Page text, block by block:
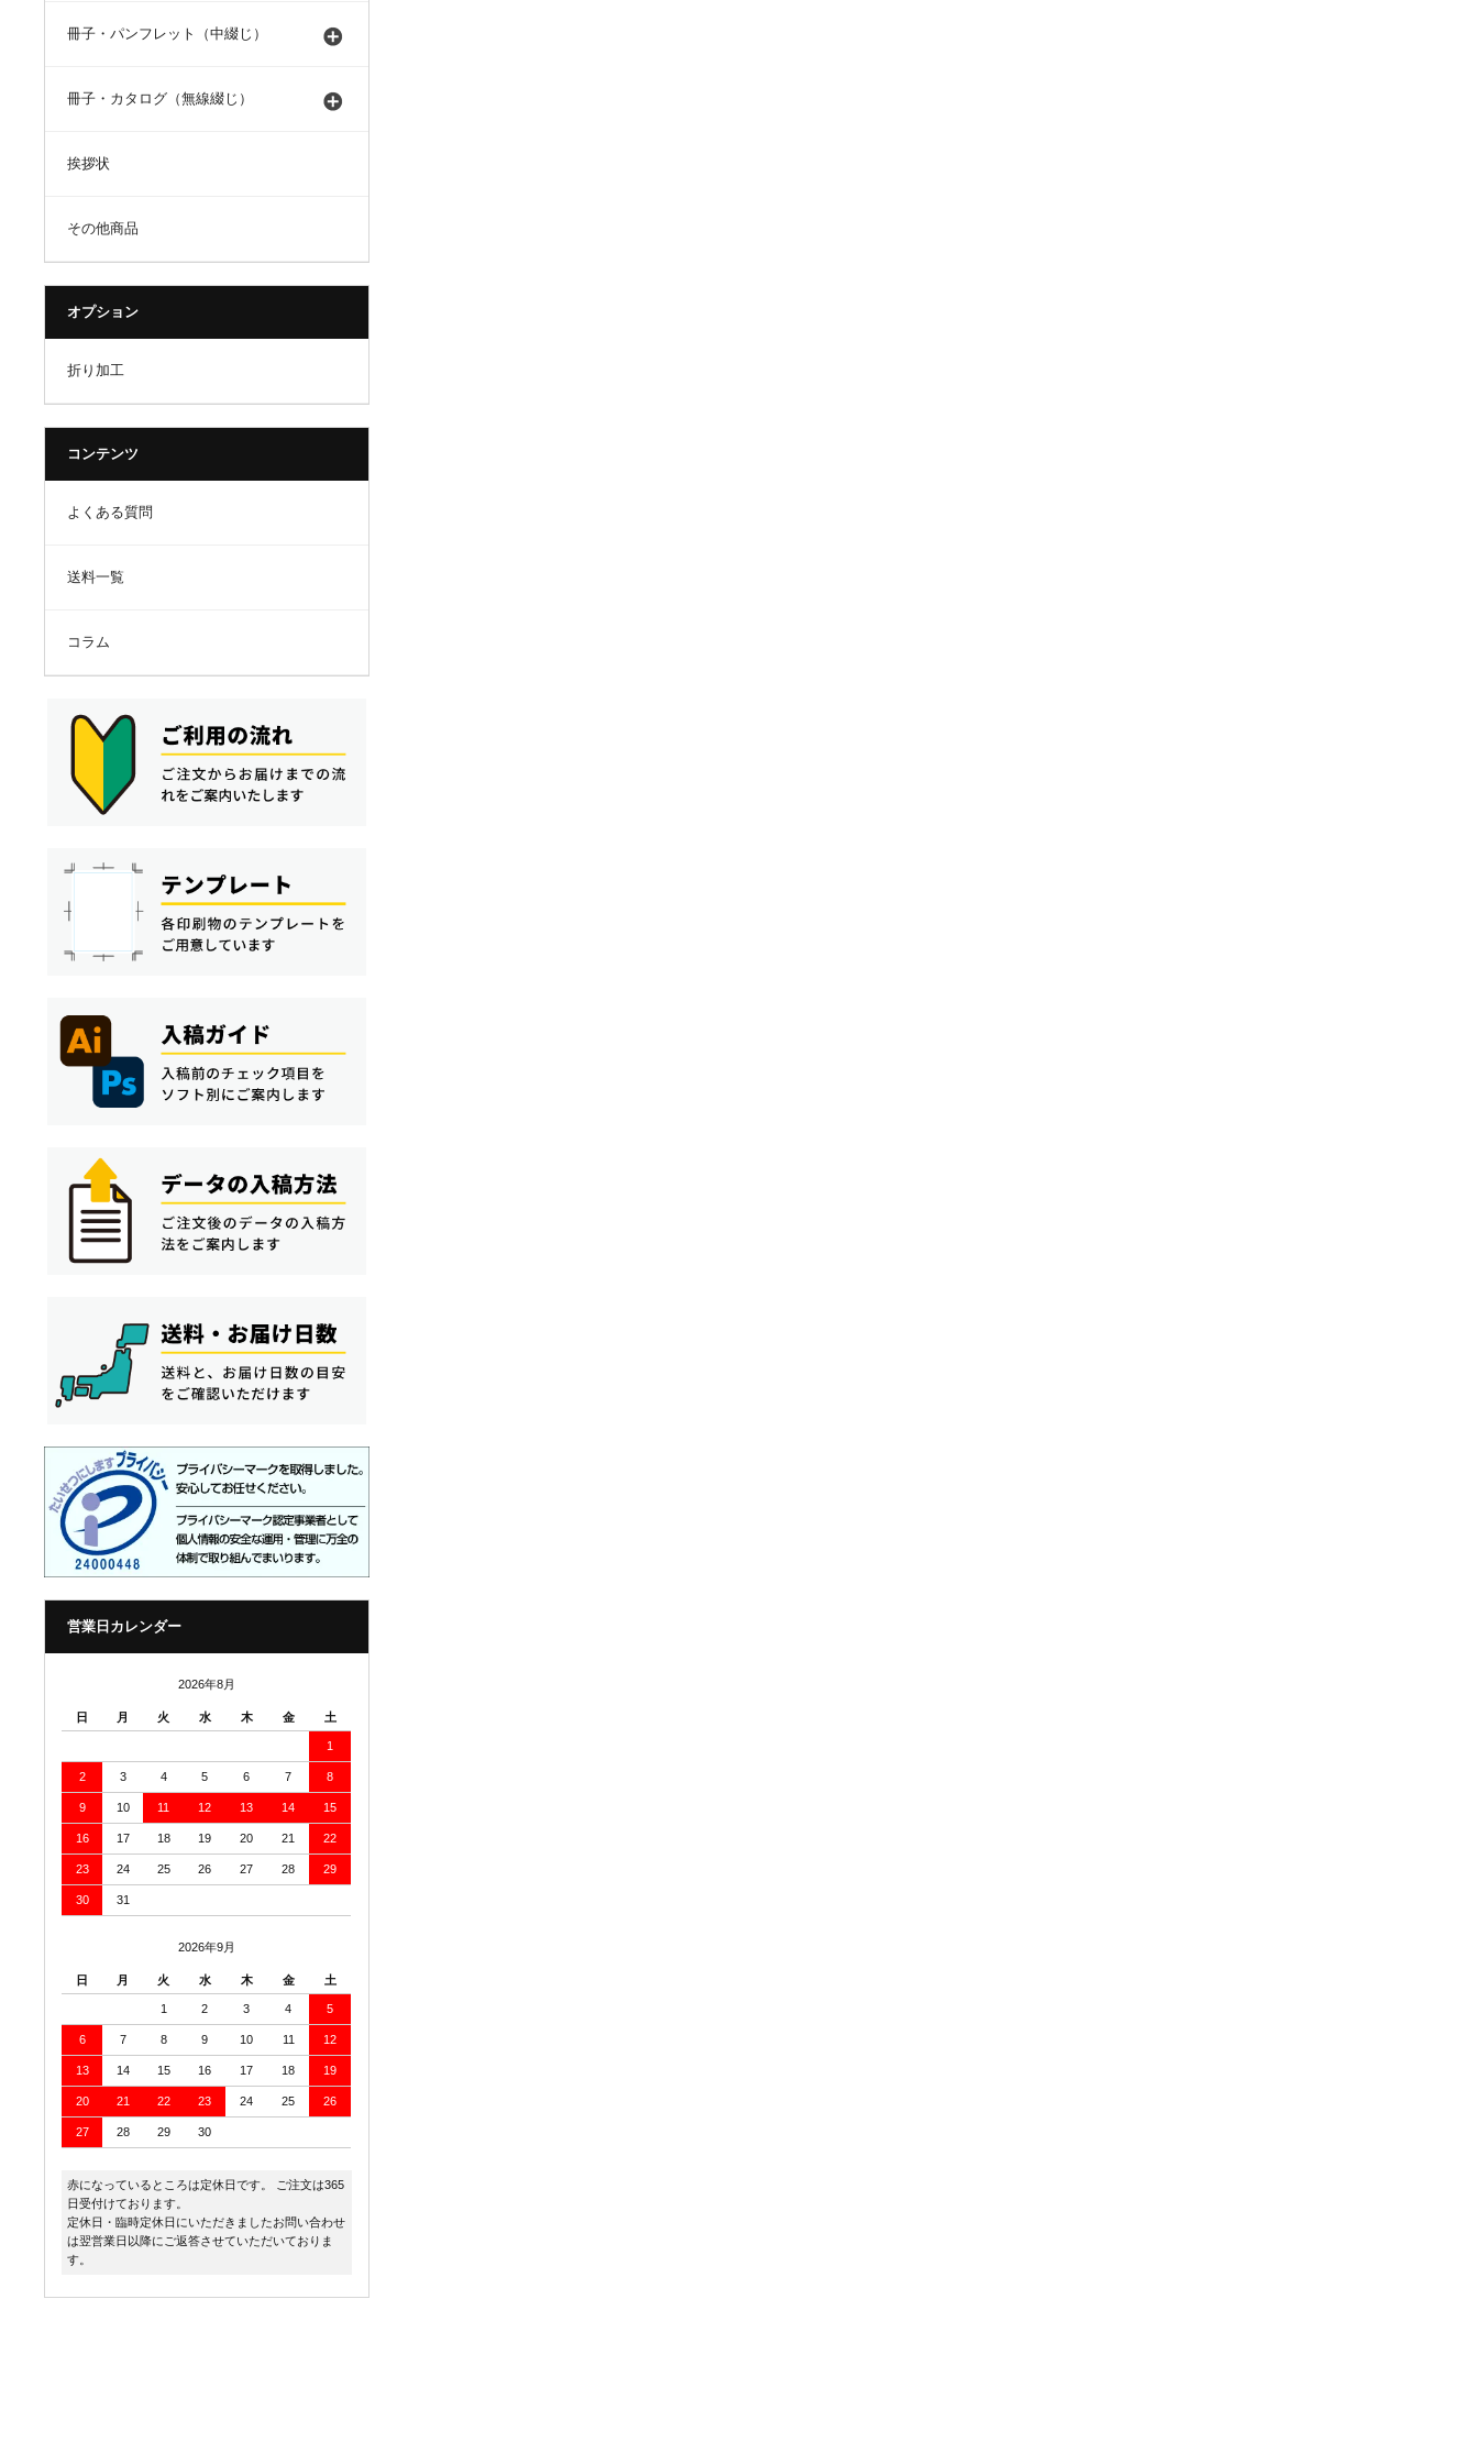
冊子・パンフレット（中綴じ）
冊子・カタログ（無線綴じ）
挨拶状
その他商品
オプション
折り加工
コンテンツ
よくある質問
送料一覧
コラム
営業日カレンダー
2026年8月
日 月 火 水 木 金 土
1
2 3 4 5 6 7 8
9 10 11 12 13 14 15
16 17 18 19 20 21 22
23 24 25 26 27 28 29
30 31
2026年9月
日 月 火 水 木 金 土
1 2 3 4 5
6 7 8 9 10 11 12
13 14 15 16 17 18 19
20 21 22 23 24 25 26
27 28 29 30
赤になっているところは定休日です。 ご注文は365
日受付けております。
定休日・臨時定休日にいただきましたお問い合わせ
は翌営業日以降にご返答させていただいておりま
す。